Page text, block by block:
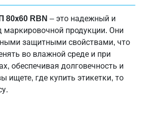
80х60 RBN – это надежный и
маркировочной продукции. Они
защитными свойствами, что
во влажной среде и при
обеспечивая долговечность и
ищете, где купить этикетки, то